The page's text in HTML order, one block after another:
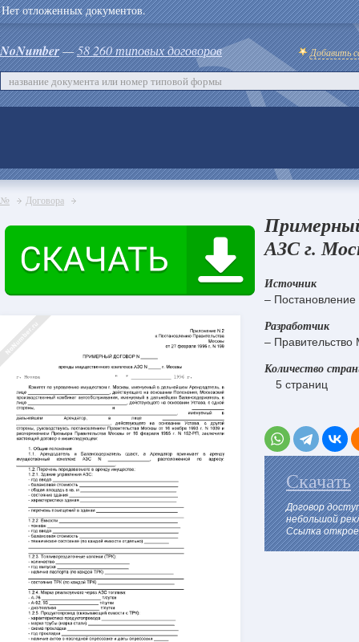
Нет отложенных документов.
NoNumber—58 260 типовых договоров Добавить
№ Договора
АЗС г.
Источник
–
Разработчик
–
Количество
5 страниц
Скачать
Договор
небольшой
Ссылка